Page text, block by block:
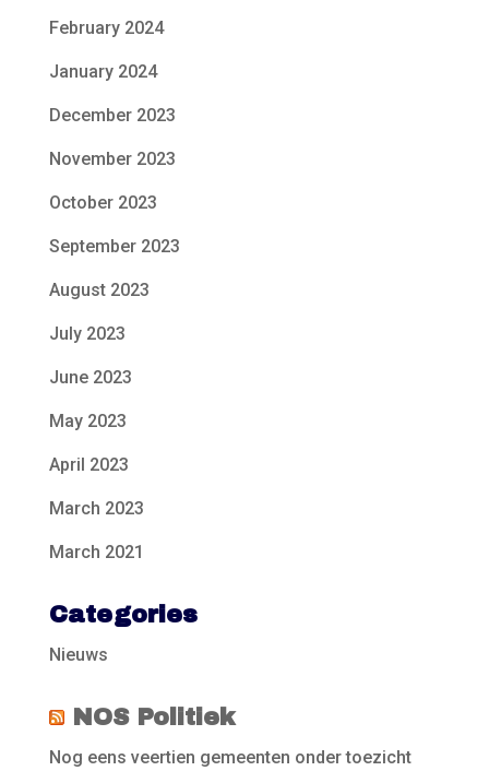
February 2024
January 2024
December 2023
November 2023
October 2023
September 2023
August 2023
July 2023
June 2023
May 2023
April 2023
March 2023
March 2021
Categories
Nieuws
NOS Politiek
Nog eens veertien gemeenten onder toezicht